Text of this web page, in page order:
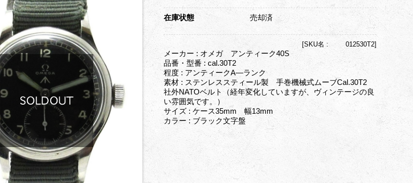
在庫状態 売却済
[SKU名 : 012530T2]
メーカー : オメガ アンティーク40S
品番・型番 : cal.30T2
程度 : アンティークA―ランク
素材 : ステンレススティール製 手巻機械式ムーブCal.30T2
社外NATOベルト（経年変化していますが、ヴィンテージの良
い雰囲気です。）
サイズ : ケース35mm 幅13mm
カラー : ブラック文字盤